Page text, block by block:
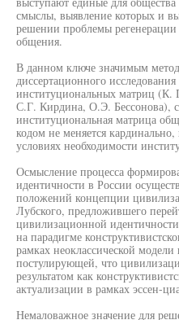
смыслы, выявление которых и
решении проблемы
общения.
В данном ключе значимым
диссертационного исследования
институциональных матриц
С.Г. Кирдина, О.Э. Бессонова),
институциональная матрица
кодом не меняется
условиях необходимости
Осмысление процесса
идентичности в России
положений концепции
Лубского, предложившего
цивилизационной
на парадигме
рамках неоклассической
постулирующей, что
результатом как
актуализации в рамках эссен-
Немаловажное значение для